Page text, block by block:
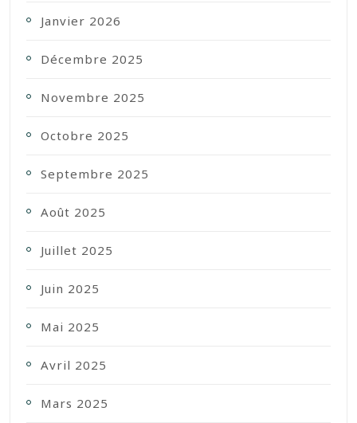
Janvier 2026
Décembre 2025
Novembre 2025
Octobre 2025
Septembre 2025
Août 2025
Juillet 2025
Juin 2025
Mai 2025
Avril 2025
Mars 2025